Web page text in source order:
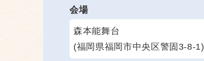
会場
森本能舞台
(福岡県福岡市中央区警固3-8-1)